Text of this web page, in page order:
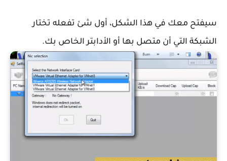
سيفتح معك في هذا الشكل، أول شئ تفعله تختار
الشبكة التي أن متصل بها أو الأدابتر الخاص بك.